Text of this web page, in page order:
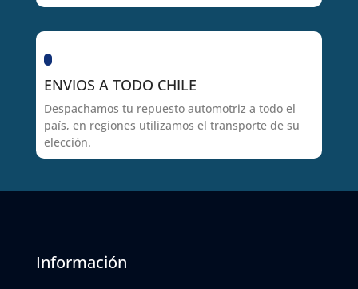
ENVIOS A TODO CHILE
Despachamos tu repuesto automotriz a todo el
país, en regiones utilizamos el transporte de su
elección.
Información